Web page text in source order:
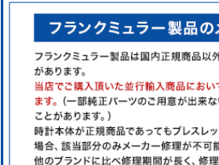
メーカー保護シールの有無に個体差がござい
また、メーカーにてマイナーチェンジがなさ
売させていただきますので予めご了承の程お
尚、中古品、アンティーク品につきましては
※光の加減やモニターの設定により、実際の商
※シリアルナンバーや限定番号につきまして
えております。
またお電話でお問い合わせ頂きましてもお答え
※当店では店頭販売も行っております為、サイ
切れになる場合がございます。